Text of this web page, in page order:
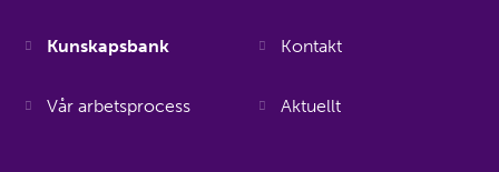
Kunskapsbank
Vår arbetsprocess
Kontakt
Aktuellt